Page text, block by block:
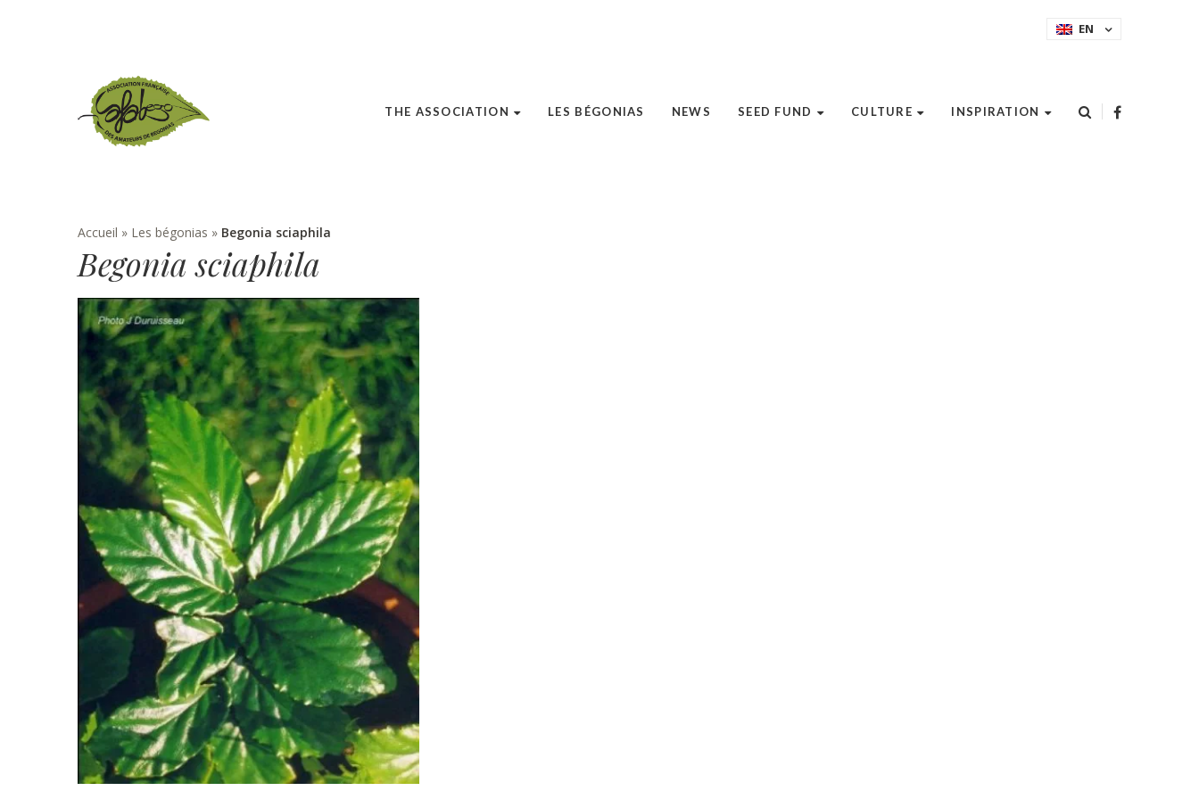
EN
THE ASSOCIATION LES BÉGONIAS NEWS SEED FUND CULTURE INSPIRATION
Accueil » Les bégonias » Begonia sciaphila
Begonia sciaphila